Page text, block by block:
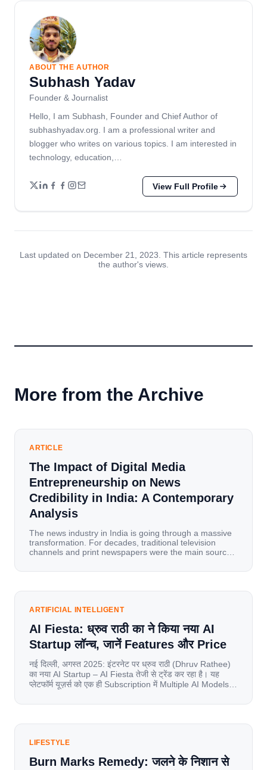
ABOUT THE AUTHOR
Subhash Yadav
Founder & Journalist
Hello, I am Subhash, Founder and Chief Author of
subhashyadav.org. I am a professional writer and
blogger who writes on various topics. I am interested in
technology, education,…
View Full Profile
Last updated on December 21, 2023. This article represents
the author's views.
More from the Archive
ARTICLE
The Impact of Digital Media
Entrepreneurship on News
Credibility in India: A Contemporary
Analysis
The news industry in India is going through a massive
transformation. For decades, traditional television
channels and print newspapers were the main sources
mobile data, affordable smartphones, and high-speed
has become a mobile-first market where consumers
ARTIFICIAL INTELLIGENT
AI Fiesta: ध्रुव राठी का ने किया नया AI
Startup लॉन्च, जानें Features और Price
नई दिल्ली, अगस्त 2025: इंटरनेट पर ध्रुव राठी (Dhruv Rathee)
का नया AI Startup – AI Fiesta तेजी से ट्रेंड कर रहा है। यह
प्लेटफॉर्म यूज़र्स को एक ही Subscription में Multiple AI Models
यूज़र्स का जबरदस्त रिस्पॉन्स लॉन्च के तुरंत […]
LIFESTYLE
Burn Marks Remedy: जलने के निशान से